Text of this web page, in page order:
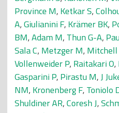
Province M, Ketkar S,
A,Giulianini F, Krämer BK,
BM,Adam M, Thun G-A,
Sala C, Metzger M, Mitchell
Vollenweider P, Raitakari O,
Gasparini P, Pirastu M,J
NM, Kronenberg F, Toniolo
Shuldiner AR,Coresh J,